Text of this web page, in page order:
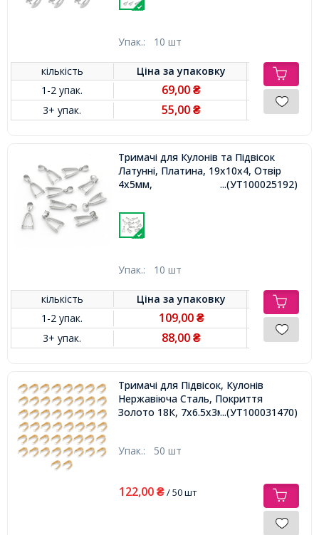
Упак.: 10 шт
кількість Ціна заупаковку
1-2 упак.
69,00₴
3+ упак. 55,00₴
Тримачі для Кулонів та Підвісок
Латунні, Платина, 19x10x4, Отвір
4х5мм,
...(УТ100025192)
Упак.: 10 шт
кількість Ціна заупаковку
1-2 упак.
109,00 ₴
3+ упак. 88,00₴
Тримачі для Підвісок, Кулонів
Нержавіюча Сталь, Покриття
Золото 18К, 7х6.5х3мм, Пін 0.5мм
...(УТ100031470)
Упак.: 50 шт
122,00 ₴/ 50 шт